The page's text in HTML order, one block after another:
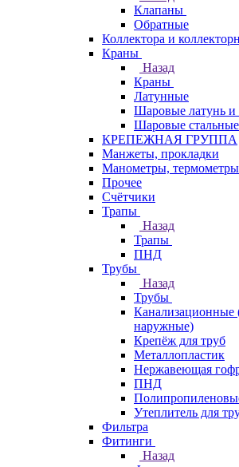
Клапаны
Обратные
Коллектора и
Краны
Назад
Краны
Латунные
Шаровые латунь и
Шаровые стальные
КРЕПЕЖНАЯ ГРУППА
Манжеты, прокладки
Манометры, термометры
Прочее
Счётчики
Трапы
Назад
Трапы
ПНД
Трубы
Назад
Трубы
Канализационные
наружные)
Крепёж для труб
Металлопластик
Нержавеющая
ПНД
Утеплитель для
Фильтра
Фитинги
Назад